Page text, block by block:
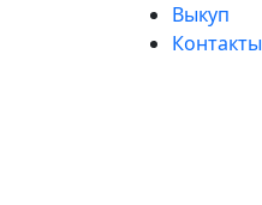
Выкуп
Контакты